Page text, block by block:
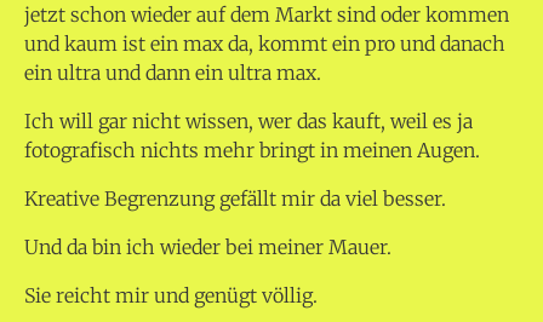
jetzt schon wieder auf dem Markt sind oder kommen
und kaum ist ein max da, kommt ein pro und danach
ein ultra und dann ein ultra max.
Ich will gar nicht wissen, wer das kauft, weil es ja
fotografisch nichts mehr bringt in meinen Augen.
Kreative Begrenzung gefällt mir da viel besser.
Und da bin ich wieder bei meiner Mauer.
Sie reicht mir und genügt völlig.